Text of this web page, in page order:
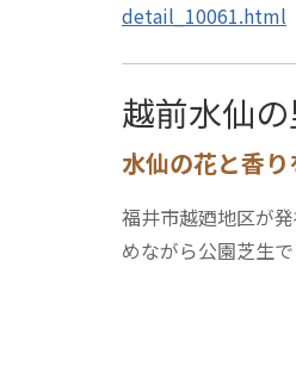
detail_10061.html
越前水仙
水仙の花と香
福井市越廼地区が
めながら公園芝生